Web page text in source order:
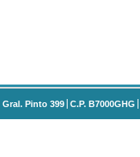
Gral. Pinto 399 C.P. B7000GHG